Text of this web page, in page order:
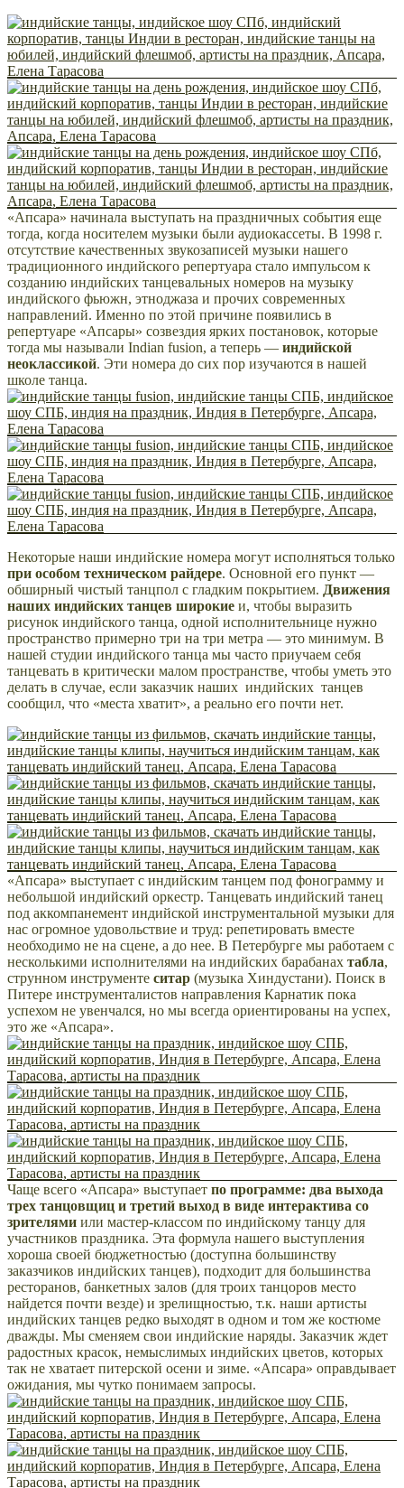
«Апсара» начинала выступать на праздничных события еще
тогда, когда носителем музыки были аудиокассеты. В 1998 г.
отсутствие качественных звукозаписей музыки нашего
традиционного индийского репертуара стало импульсом к
созданию индийских танцевальных номеров на музыку
индийского фьюжн, этноджаза и прочих современных
направлений. Именно по этой причине появились в
репертуаре «Апсары» созвездия ярких постановок, которые
тогда мы называли Indian fusion, а теперь — индийской
неоклассикой. Эти номера до сих пор изучаются в нашей
школе танца.
Некоторые наши индийские номера могут исполняться только
при особом техническом райдере. Основной его пункт —
обширный чистый танцпол с гладким покрытием. Движения
наших индийских танцев широкие и, чтобы выразить
рисунок индийского танца, одной исполнительнице нужно
пространство примерно три на три метра — это минимум. В
нашей студии индийского танца мы часто приучаем себя
танцевать в критически малом пространстве, чтобы уметь это
делать в случае, если заказчик наших индийских танцев
сообщил, что «места хватит», а реально его почти нет.
«Апсара» выступает с индийским танцем под фонограмму и
небольшой индийский оркестр. Танцевать индийский танец
под аккомпанемент индийской инструментальной музыки для
нас огромное удовольствие и труд: репетировать вместе
необходимо не на сцене, а до нее. В Петербурге мы работаем с
несколькими исполнителями на индийских барабанах табла,
струнном инструменте ситар (музыка Хиндустани). Поиск в
Питере инструменталистов направления Карнатик пока
успехом не увенчался, но мы всегда ориентированы на успех,
это же «Апсара».
Чаще всего «Апсара» выступает по программе: два выхода
трех танцовщиц и третий выход в виде интерактива со
зрителями или мастер-классом по индийскому танцу для
участников праздника. Эта формула нашего выступления
хороша своей бюджетностью (доступна большинству
заказчиков индийских танцев), подходит для большинства
ресторанов, банкетных залов (для троих танцоров место
найдется почти везде) и зрелищностью, т.к. наши артисты
индийских танцев редко выходят в одном и том же костюме
дважды. Мы сменяем свои индийские наряды. Заказчик ждет
радостных красок, немыслимых индийских цветов, которых
так не хватает питерской осени и зиме. «Апсара» оправдывает
ожидания, мы чутко понимаем запросы.